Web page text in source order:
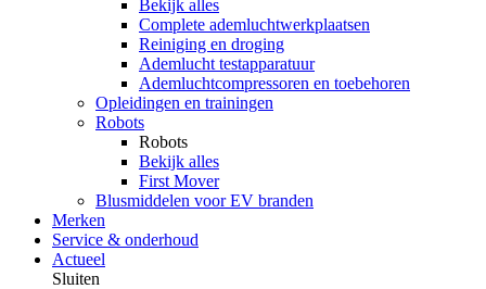
Bekijk alles
Complete ademluchtwerkplaatsen
Reiniging en droging
Ademlucht testapparatuur
Ademluchtcompressoren en toebehoren
Opleidingen en trainingen
Robots
Robots
Bekijk alles
First Mover
Blusmiddelen voor EV branden
Merken
Service & onderhoud
Actueel
Sluiten